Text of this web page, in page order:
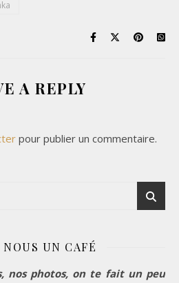
A REPLY
pour publier un commentaire.
NOUS UN CAFÉ
nos photos, on te fait un peu